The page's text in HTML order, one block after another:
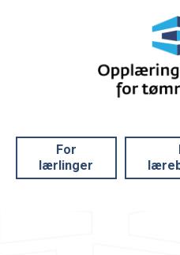
For
lærlinger